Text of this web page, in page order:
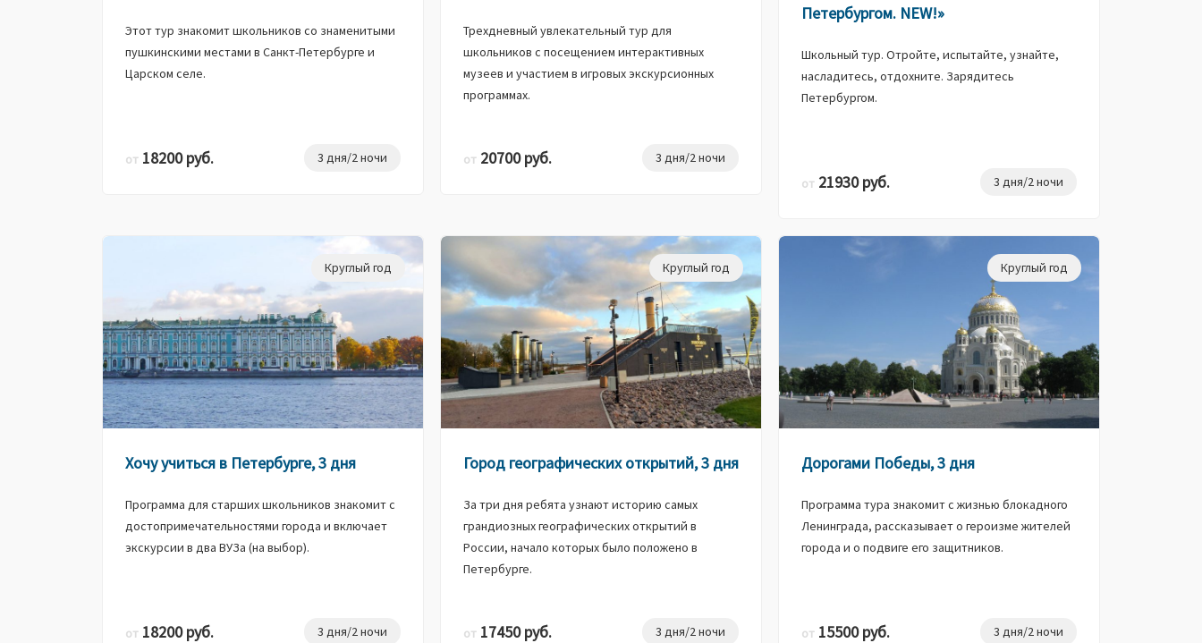
Этот тур знакомит школьников со знаменитыми
пушкинскими местами в Санкт-Петербурге и
Царском селе.
от 18200 руб. 3 дня/2 ночи
Трехдневный увлекательный тур для
школьников с посещением интерактивных
музеев и участием в игровых экскурсионных
программах.
от20700 руб. 3 дня/2 ночи
Петербургом. NEW!»
Школьный тур. Отройте, испытайте, узнайте,
насладитесь, отдохните. Зарядитесь
Петербургом.
от21930 руб. 3 дня/2 ночи
Круглый год
Хочу учиться в Петербурге, 3 дня
Программа для старших школьников знакомит с
достопримечательностями города и включает
экскурсии в два ВУЗа (на выбор).
от 18200 руб. 3 дня/2 ночи
Круглый год
Город географических открытий, 3 дня
За три дня ребята узнают историю самых
грандиозных географических открытий в
России, начало которых было положено в
Петербурге.
от17450 руб. 3 дня/2 ночи
Круглый год
Дорогами Победы, 3 дня
Программа тура знакомит с жизнью блокадного
Ленинграда, рассказывает о героизме жителей
города и о подвиге его защитников.
от15500 руб. 3 дня/2 ночи